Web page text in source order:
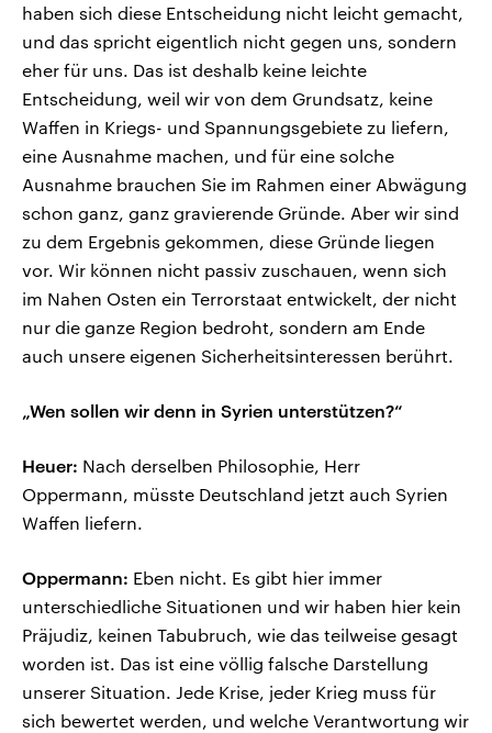
haben sich diese Entscheidung nicht leicht gemacht,
und das spricht eigentlich nicht gegen uns, sondern
eher für uns. Das ist deshalb keine leichte
Entscheidung, weil wir von dem Grundsatz, keine
Waffen in Kriegs- und Spannungsgebiete zu liefern,
eine Ausnahme machen, und für eine solche
Ausnahme brauchen Sie im Rahmen einer Abwägung
schon ganz, ganz gravierende Gründe. Aber wir sind
zu dem Ergebnis gekommen, diese Gründe liegen
vor. Wir können nicht passiv zuschauen, wenn sich
im Nahen Osten ein Terrorstaat entwickelt, der nicht
nur die ganze Region bedroht, sondern am Ende
auch unsere eigenen Sicherheitsinteressen berührt.
„Wen sollen wir denn in Syrien unterstützen?“
Heuer: Nach derselben Philosophie, Herr
Oppermann, müsste Deutschland jetzt auch Syrien
Waffen liefern.
Oppermann: Eben nicht. Es gibt hier immer
unterschiedliche Situationen und wir haben hier kein
Präjudiz, keinen Tabubruch, wie das teilweise gesagt
worden ist. Das ist eine völlig falsche Darstellung
unserer Situation. Jede Krise, jeder Krieg muss für
sich bewertet werden, und welche Verantwortung wir